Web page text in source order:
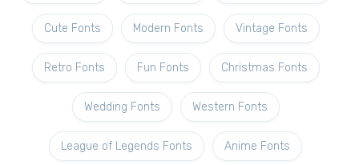
Cute Fonts Modern Fonts Vintage Fonts
Retro Fonts Fun Fonts Christmas Fonts
Wedding Fonts Western Fonts
League of Legends Fonts Anime Fonts